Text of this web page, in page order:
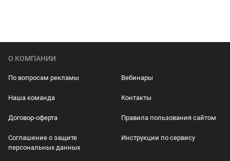
О КОМПАНИИ
По вопросам рекламы Вебинары
Наша команда Контакты
Договор-оферта Правила пользования сайтом
Соглашение о защите
персональных данных
Инструкции по сервису